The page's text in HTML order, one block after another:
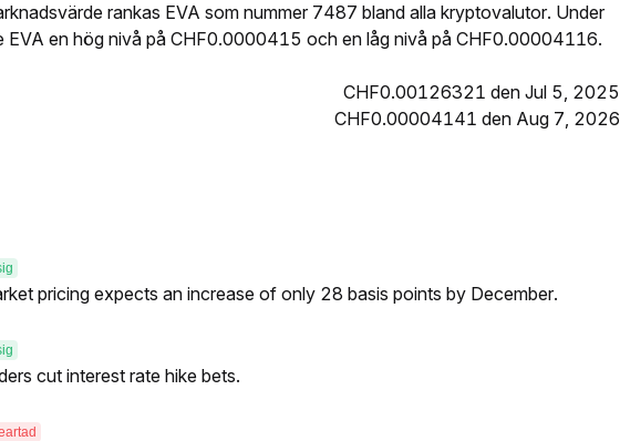
rankas EVA som nummer 7487 bland alla kryptovalutor. Under
EVA en hög nivå på CHF0.0000415 och en låg nivå på CHF0.00004116.
CHF0.00126321 den Jul 5, 2025
CHF0.00004141 den Aug 7, 2026
pricing expects an increase of only 28 basis points by December.
cut interest rate hike bets.